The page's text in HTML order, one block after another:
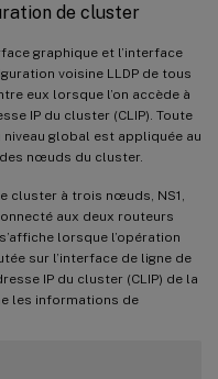
de cluster
graphique et l’interface
voisine LLDP de tous
eux lorsque l’on accède à
IP du cluster (CLIP). Toute
global est appliquée au
nœuds du cluster.
cluster à trois nœuds, NS1,
aux deux routeurs
lorsque l’opération
sur l’interface de ligne de
IP du cluster (CLIP) de la
les informations de